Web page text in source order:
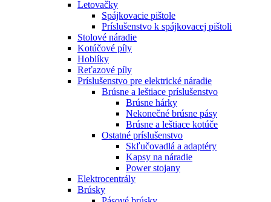
Letovačky
Spájkovacie pištole
Príslušenstvo k spájkovacej pištoli
Stolové náradie
Kotúčové píly
Hoblíky
Reťazové píly
Príslušenstvo pre elektrické náradie
Brúsne a leštiace príslušenstvo
Brúsne hárky
Nekonečné brúsne pásy
Brúsne a leštiace kotúče
Ostatné príslušenstvo
Skľučovadlá a adaptéry
Kapsy na náradie
Power stojany
Elektrocentrály
Brúsky